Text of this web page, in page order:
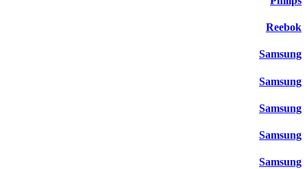
Reebok
Samsung
Samsung
Samsung
Samsung
Samsung